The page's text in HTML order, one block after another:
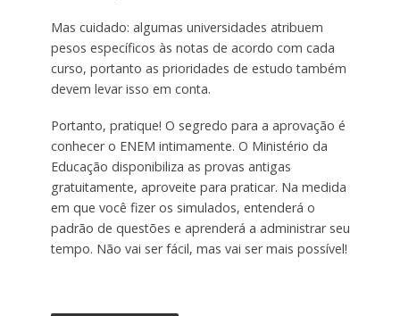
Mas cuidado: algumas universidades atribuem
pesos específicos às notas de acordo com cada
curso, portanto as prioridades de estudo também
devem levar isso em conta.
Portanto, pratique! O segredo para a aprovação é
conhecer o ENEM intimamente. O Ministério da
Educação disponibiliza as provas antigas
gratuitamente, aproveite para praticar. Na medida
em que você fizer os simulados, entenderá o
padrão de questões e aprenderá a administrar seu
tempo. Não vai ser fácil, mas vai ser mais possível!